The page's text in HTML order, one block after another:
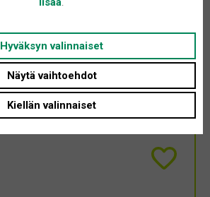
Hyväksyn valinnaiset
Näytä vaihtoehdot
Kiellän valinnaiset